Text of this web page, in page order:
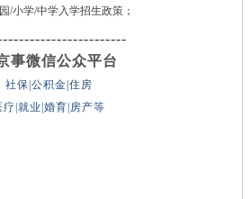
/小学/中学入学招生政策；
事微信公众平台
社保|公积金|住房
疗|就业|婚育|房产等